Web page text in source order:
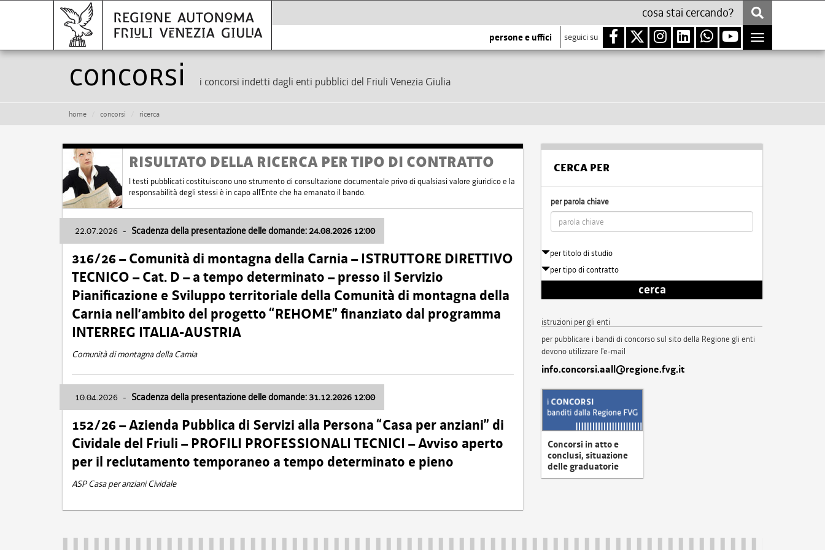
persone e uffici seguici su
Toggle
navigation
Concorsi i concorsi indetti dagli enti pubblici del Friuli Venezia Giulia
home concorsi ricerca
RISULTATO DELLA RICERCA PER TIPO DI CONTRATTO
I testi pubblicati costituiscono uno strumento di consultazione documentale privo di qualsiasi valore giuridico e la
responsabilità degli stessi è in capo all'Ente che ha emanato il bando.
22.07.2026 - Scadenza della presentazione delle domande: 24.08.2026 12:00
316/26 – Comunità di montagna della Carnia – ISTRUTTORE DIRETTIVO
TECNICO – Cat. D – a tempo determinato – presso il Servizio
Pianificazione e Sviluppo territoriale della Comunità di montagna della
Carnia nell’ambito del progetto “REHOME” finanziato dal programma
INTERREG ITALIA-AUSTRIA
Comunità di montagna della Carnia
10.04.2026 - Scadenza della presentazione delle domande: 31.12.2026 12:00
152/26 – Azienda Pubblica di Servizi alla Persona “Casa per anziani” di
Cividale del Friuli – PROFILI PROFESSIONALI TECNICI – Avviso aperto
per il reclutamento temporaneo a tempo determinato e pieno
ASP Casa per anziani Cividale
CERCA PER
per parola chiave
per titolo di studio
per tipo di contratto
cerca
istruzioni per gli enti
per pubblicare i bandi di concorso sul sito della Regione gli enti
devono utilizzare l'e-mail
info.concorsi.aall@regione.fvg.it
Concorsi in atto e
conclusi, situazione
delle graduatorie